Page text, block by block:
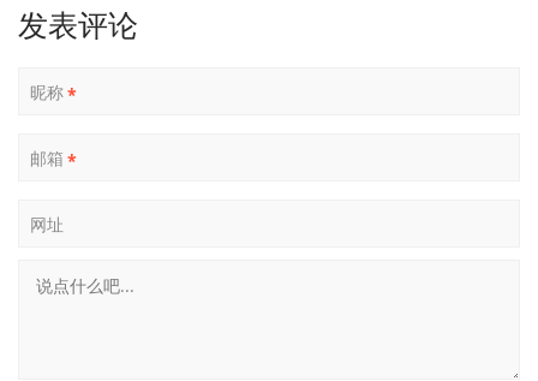
发表评论
昵称*
邮箱 *
网址